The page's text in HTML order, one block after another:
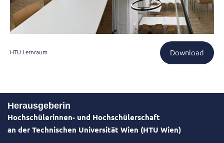
HTU Lernraum Download
Herausgeberin
Hochschülerinnen- und Hochschülerschaft
an der Technischen Universität Wien (HTU Wien)